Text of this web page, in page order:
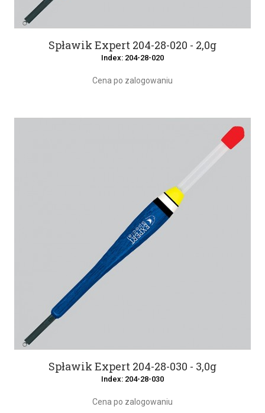
Spławik Expert 204-28-020 - 2,0g
Index: 204-28-020
Cena po zalogowaniu
Spławik Expert 204-28-030 - 3,0g
Index: 204-28-030
Cena po zalogowaniu